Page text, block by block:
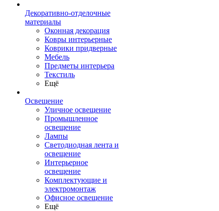
Декоративно-отделочные
материалы
Оконная декорация
Ковры интерьерные
Коврики придверные
Мебель
Предметы интерьера
Текстиль
Ещё
Освещение
Уличное освещение
Промышленное
освещение
Лампы
Светодиодная лента и
освещение
Интерьерное
освещение
Комплектующие и
электромонтаж
Офисное освещение
Ещё